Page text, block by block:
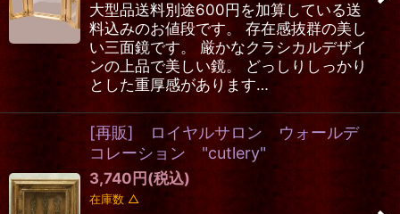
大型品送料別途600円を加算している送
料込みのお値段です。 存在感抜群の美し
い三面鏡です。 厳かなクラシカルデザイ
ンの上品で美しい鏡。 どっしりしっかり
とした重厚感があります…
[再販] ロイヤルサロン ウォールデ
コレーション "cutlery"
3,740 円 (税込)
在庫数 △